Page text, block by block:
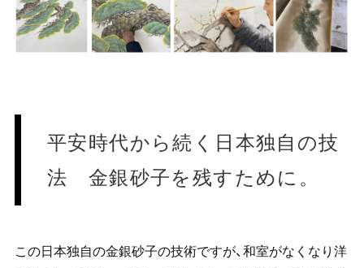
平安時代から続く日本独自の技
法 金銀砂子を残すために。
この日本独自の金銀砂子の技術ですが、和室がなくなり洋